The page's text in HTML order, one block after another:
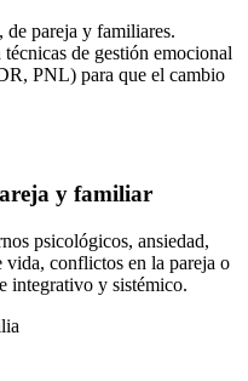
de pareja y familiares.
de gestión emocional
PNL) para que el cambio
y familiar
psicológicos, ansiedad,
vida, conflictos en la pareja o
integrativo y sistémico.